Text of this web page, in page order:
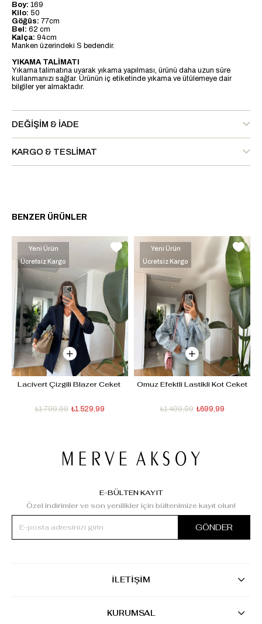
Boy: 169
Kilo: 50
Göğüs: 77cm
Bel: 62 cm
Kalça: 94cm
Manken üzerindeki S bedendir.
YIKAMA TALİMATI
Yıkama talimatına uyarak yıkama yapılması, ürünü daha uzun süre
kullanmanızı sağlar. Ürünün iç etiketinde yıkama ve ütülemeye dair
bilgiler yer almaktadır.
DEĞIŞIM & İADE
KARGO & TESLIMAT
BENZER ÜRÜNLER
Lacivert Çizgili Blazer Ceket
₺1.529,99
₺1.799,99
Yeni Ürün
Ücretsiz Kargo
Omuz Efektli Lastikli Kot Ceket
₺699,99
₺1.499,99
Yeni Ürün
Ücretsiz Kargo
E-BÜLTEN KAYIT
Özel indirimler ve son yenilikler için bültenimize kayıt olun!
GÖNDER
İLETİŞİM
KURUMSAL